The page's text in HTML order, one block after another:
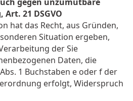
21 DSGVO
hat das Recht, aus Gründen,
Situation ergeben,
der Sie
Daten, die
1 Buchstaben e oder f der
erfolgt, Widerspruch